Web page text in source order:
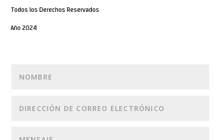
Todos los Derechos Reservados
Año 2024